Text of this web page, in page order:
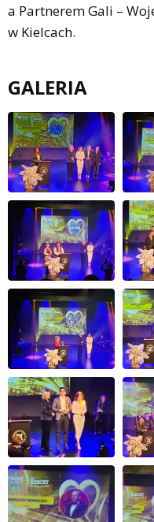
a Partnerem Gali –
w Kielcach.
GALERIA